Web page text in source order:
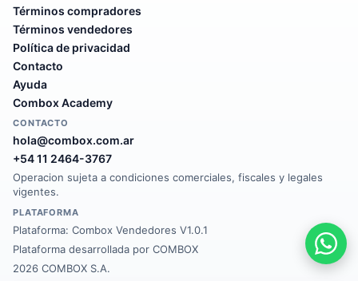
Términos compradores
Términos vendedores
Política de privacidad
Contacto
Ayuda
Combox Academy
CONTACTO
hola@combox.com.ar
+54 11 2464-3767
Operacion sujeta a condiciones comerciales, fiscales y legales
vigentes.
PLATAFORMA
Plataforma: Combox Vendedores V1.0.1
Plataforma desarrollada por COMBOX
2026 COMBOX S.A.